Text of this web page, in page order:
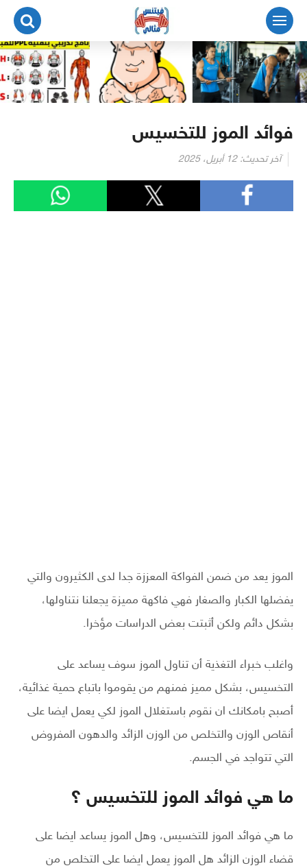
التجاوز
المحتوى
فوائد الموز للتخسيس
آخر تحديث: 12 أبريل، 2025
الموز يعد من ضمن الفواكة المعززة جدا لدى الكثيرون والتي
يفضلها الكبار والصغار فهي فاكهة مميزة يجعلنا نتناولها،
بشكل دائم ولكن أثبتت بعض الدراسات مؤخرا.
واغلب خبراء التغذية أن تناول الموز سوف يساعد على
التخسيس، بشكل مميز فمنهم من يقوموا باتباع حمية غذائية،
أصبح بامكانك ان نقوم باستغلال الموز لكي يعمل ايضا على
أنقاص الوزن والتخلص من الوزن الزائد والدهون المفروض
التي تتواجد في الجسم.
ما هي فوائد الموز للتخسيس ؟
ما هي فوائد الموز للتخسيس، وهل الموز يساعد ايضا على
قضاء الوزن الزائد هل الموز يعمل ايضا على التخلص من